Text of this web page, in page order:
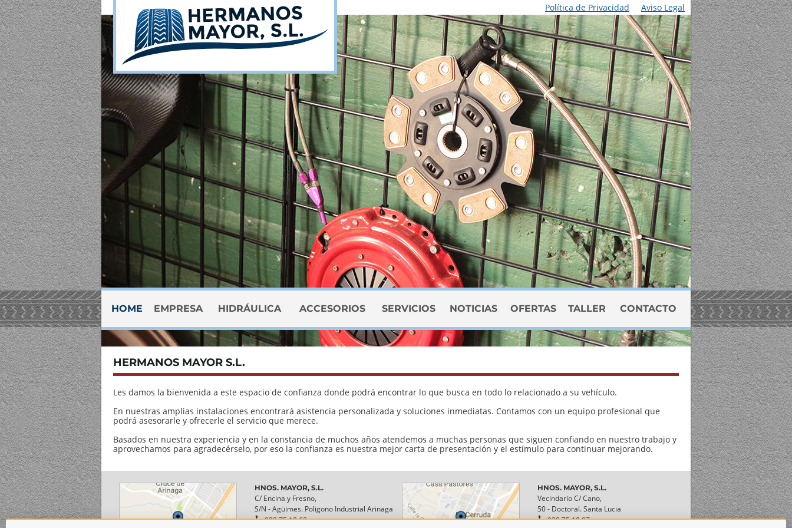
Aviso Legal
Política de Privacidad
HOME EMPRESA HIDRÁULICA ACCESORIOS SERVICIOS NOTICIAS OFERTAS TALLER CONTACTO
HERMANOS MAYOR S.L.
Les damos la bienvenida a este espacio de confianza donde podrá encontrar lo que busca en todo lo relacionado a su vehículo.
En nuestras amplias instalaciones encontrará asistencia personalizada y soluciones inmediatas. Contamos con un equipo profesional que
podrá asesorarle y ofrecerle el servicio que merece.
Basados en nuestra experiencia y en la constancia de muchos años atendemos a muchas personas que siguen confiando en nuestro trabajo y
aprovechamos para agradecérselo, por eso la confianza es nuestra mejor carta de presentación y el estímulo para continuar mejorando.
HNOS. MAYOR, S.L.
C/ Encina y Fresno,
S/N - Agüimes. Poligono Industrial Arinaga
928 75 10 62
HNOS. MAYOR, S.L.
Vecindario C/ Cano,
50 - Doctoral. Santa Lucia
928 75 10 87